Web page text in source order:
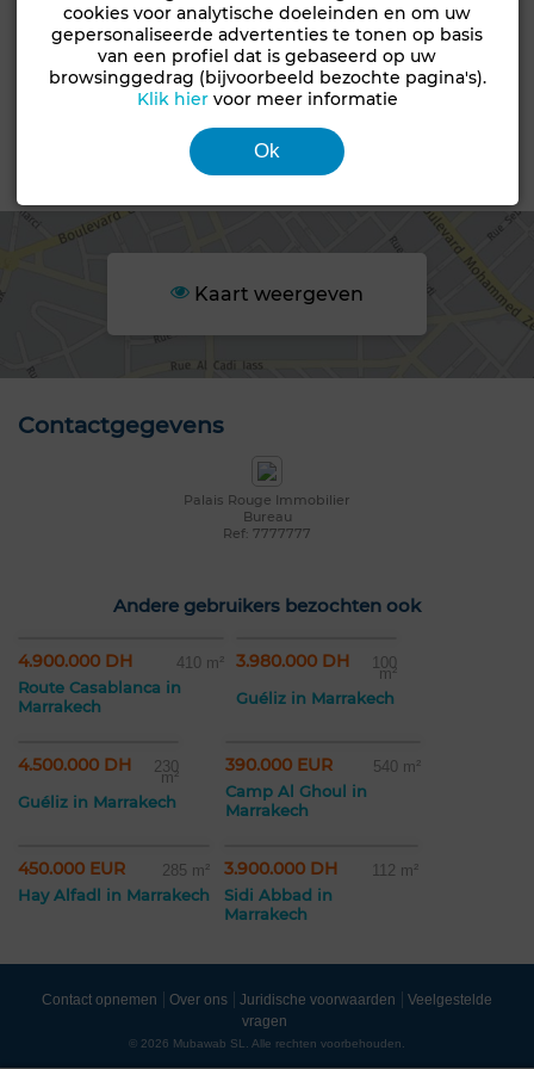
Leeftijd
1-5 jaar oud
Vloer
Marmer
Kaart weergeven
Contactgegevens
Palais Rouge Immobilier
Bureau
Ref: 7777777
Andere gebruikers bezochten ook
4.900.000 DH 410 m²
Route Casablanca in
Marrakech
3.980.000 DH 100
m²
Guéliz in Marrakech
4.500.000 DH 230
m²
Guéliz in Marrakech
390.000 EUR 540 m²
Camp Al Ghoul in
Marrakech
450.000 EUR 285 m²
Hay Alfadl in Marrakech
3.900.000 DH 112 m²
Sidi Abbad in
Marrakech
Contact opnemen Over ons Juridische voorwaarden
Veelgestelde
vragen
© 2026 Mubawab SL. Alle rechten voorbehouden.
cookies voor analytische doeleinden en om uw
gepersonaliseerde advertenties te tonen op basis
van een profiel dat is gebaseerd op uw
browsinggedrag (bijvoorbeeld bezochte pagina's).
Klik hiervoor meer informatie
Ok